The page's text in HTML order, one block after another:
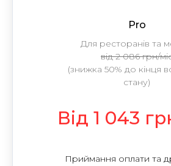
Pro
Для ресторанів та
від 2 086 грн/
(знижка 50% до кінця
стану)
Від 1 043
Приймання оплати та